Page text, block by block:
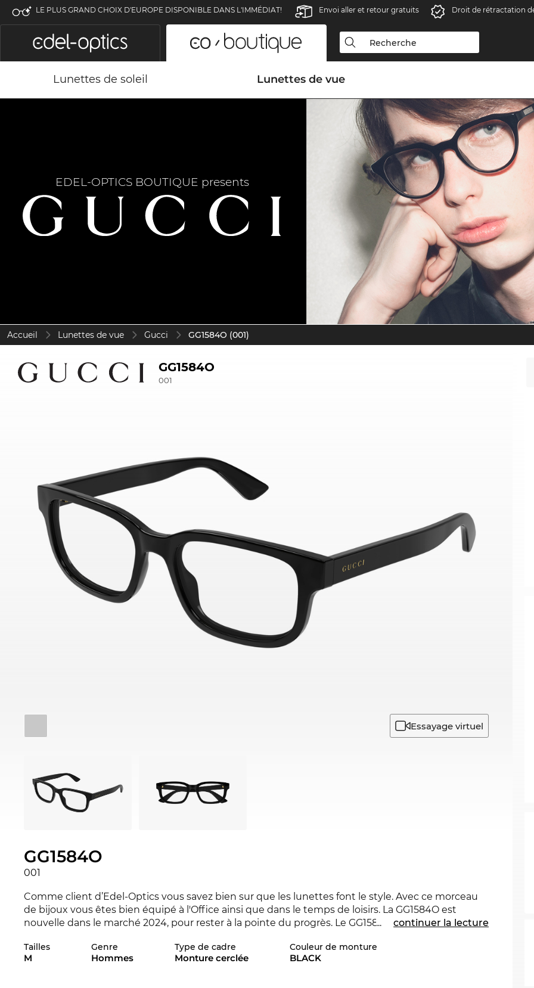
LE PLUS GRAND CHOIX D'EUROPE DISPONIBLE DANS L'IMMÉDIAT! Envoi aller et retour gratuits Droit de rétractation
Lunettes de soleil Lunettes de vue
EDEL-OPTICS BOUTIQUE presents
Accueil Lunettes de vue Gucci GG1584O (001)
GG1584O
001
Essayage virtuel
GG1584O
001
Comme client d’Edel-Optics vous savez bien sur que les lunettes font le style. Avec ce morceau
de bijoux vous êtes bien équipé à l'Office ainsi que dans le temps de loisirs. La GG1584O est
nouvelle dans le marché 2024, pour rester à la pointe du progrès. Le GG1584O est aussi disponible
Optics en ligne.
... continuer la lecture
Tailles
M
Genre
Hommes
Type de cadre
Monture cerclée
Couleur de monture
BLACK